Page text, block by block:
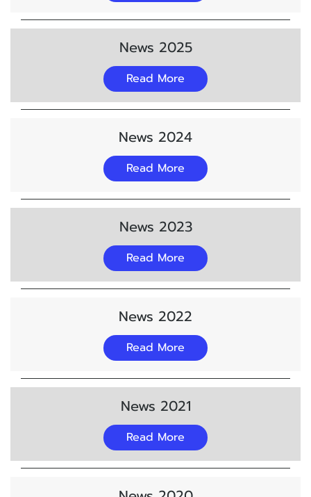
News 2025
Read More
News 2024
Read More
News 2023
Read More
News 2022
Read More
News 2021
Read More